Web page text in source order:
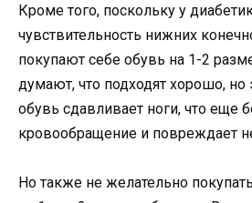
Кроме того, поскольку у
чувствительность нижних
покупают себе обувь на 1-2
думают, что подходят хорошо,
обувь сдавливает ноги, что еще
кровообращение и повреждает
Но также не желательно